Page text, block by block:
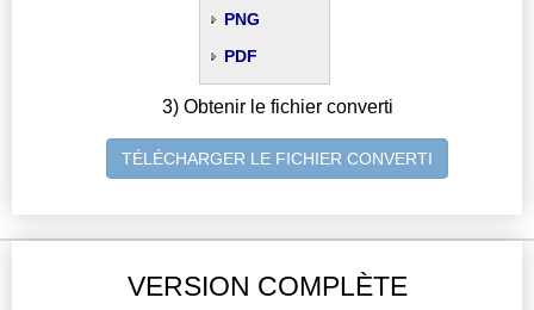
PNG
PDF
3) Obtenir le fichier converti
TÉLÉCHARGER LE FICHIER CONVERTI
VERSION COMPLÈTE